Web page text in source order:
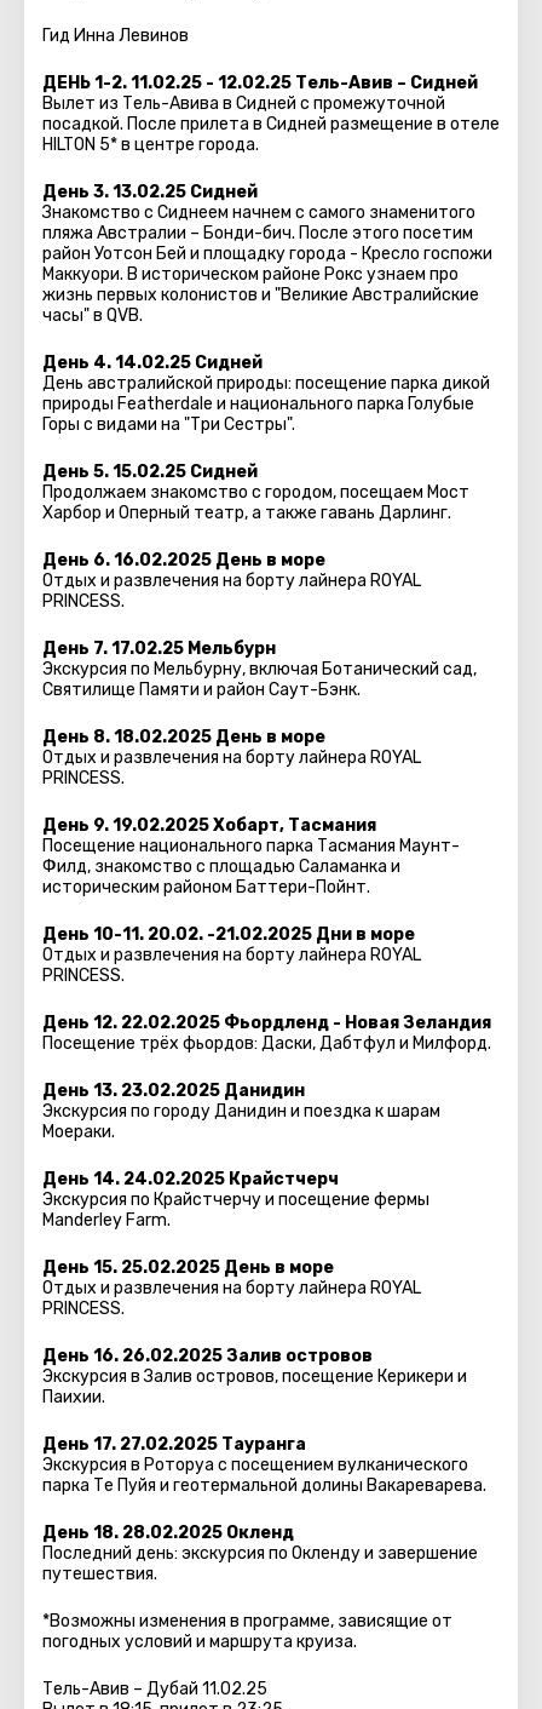
Гид Инна Левинов
ДЕНЬ 1-2. 11.02.25 - 12.02.25 Тель-Авив – Сидней
Вылет из Тель-Авива в Сидней с промежуточной
посадкой. После прилета в Сидней размещение в отеле
HILTON 5* в центре города.
День 3. 13.02.25 Сидней
Знакомство с Сиднеем начнем с самого знаменитого
пляжа Австралии – Бонди-бич. После этого посетим
район Уотсон Бей и площадку города - Кресло госпожи
Маккуори. В историческом районе Рокс узнаем про
жизнь первых колонистов и "Великие Австралийские
часы" в QVB.
День 4. 14.02.25 Сидней
День австралийской природы: посещение парка дикой
природы Featherdale и национального парка Голубые
Горы с видами на "Три Сестры".
День 5. 15.02.25 Сидней
Продолжаем знакомство с городом, посещаем Мост
Харбор и Оперный театр, а также гавань Дарлинг.
День 6. 16.02.2025 День в море
Отдых и развлечения на борту лайнера ROYAL
PRINCESS.
День 7. 17.02.25 Мельбурн
Экскурсия по Мельбурну, включая Ботанический сад,
Святилище Памяти и район Саут-Бэнк.
День 8. 18.02.2025 День в море
Отдых и развлечения на борту лайнера ROYAL
PRINCESS.
День 9. 19.02.2025 Хобарт, Тасмания
Посещение национального парка Тасмания Маунт-
Филд, знакомство с площадью Саламанка и
историческим районом Баттери-Пойнт.
День 10-11. 20.02. -21.02.2025 Дни в море
Отдых и развлечения на борту лайнера ROYAL
PRINCESS.
День 12. 22.02.2025 Фьордленд - Новая Зеландия
Посещение трёх фьордов: Даски, Дабтфул и Милфорд.
День 13. 23.02.2025 Данидин
Экскурсия по городу Данидин и поездка к шарам
Моераки.
День 14. 24.02.2025 Крайстчерч
Экскурсия по Крайстчерчу и посещение фермы
Manderley Farm.
День 15. 25.02.2025 День в море
Отдых и развлечения на борту лайнера ROYAL
PRINCESS.
День 16. 26.02.2025 Залив островов
Экскурсия в Залив островов, посещение Керикери и
Паихии.
День 17. 27.02.2025 Тауранга
Экскурсия в Роторуа с посещением вулканического
парка Те Пуйя и геотермальной долины Вакареварева.
День 18. 28.02.2025 Окленд
Последний день: экскурсия по Окленду и завершение
путешествия.
*Возможны изменения в программе, зависящие от
погодных условий и маршрута круиза.
Тель-Авив – Дубай 11.02.25